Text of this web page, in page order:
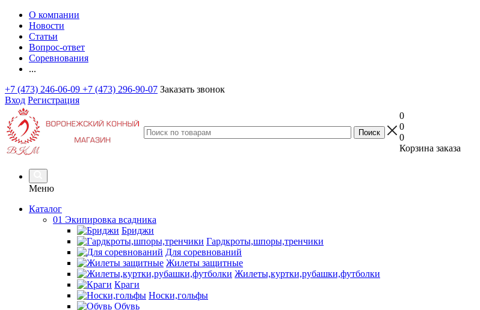
О компании
Новости
Статьи
Вопрос-ответ
Соревнования
...
+7 (473) 246-06-09 +7 (473) 296-90-07 Заказать звонок
Вход Регистрация
0
0
0
Корзина заказа
Меню
Каталог
01 Экипировка всадника
Бриджи
Гардкроты,шпоры,тренчики
Для соревнований
Жилеты защитные
Жилеты,куртки,рубашки,футболки
Краги
Носки,гольфы
Обувь